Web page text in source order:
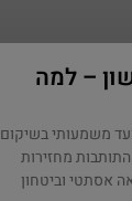
– למה
משמעותי בשיקום
מחזירות
אסתטי וביטחון